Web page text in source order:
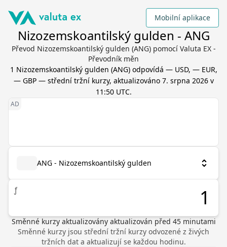
Mobilní aplikace
Nizozemskoantilský gulden - ANG
Převod Nizozemskoantilský gulden (ANG) pomocí Valuta EX -
Převodník měn
1 Nizozemskoantilský gulden (ANG) odpovídá — USD, — EUR,
— GBP— střední tržní kurzy, aktualizováno 7. srpna 2026 v
11:50 UTC.
ANG - Nizozemskoantilský gulden
ƒ
Směnné kurzy aktualizovány aktualizován před 45minutami
Směnné kurzy jsou střední tržní kurzy odvozené z živých
tržních dat a aktualizují se každou hodinu.